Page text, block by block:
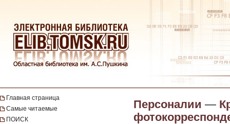
Главная страница
Самые читаемые
ПОИСК
Персоналии —